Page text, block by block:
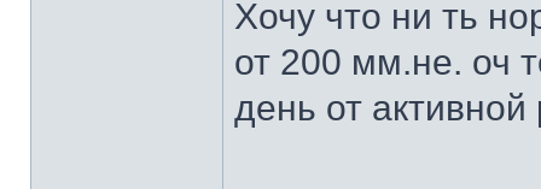
Хочу что ни ть
от 200 мм.не. оч
день от